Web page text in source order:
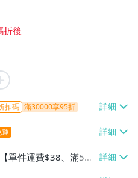
扣碼 滿30000享95折
單件運費$38、滿5件
】、7-ELEVEN取貨